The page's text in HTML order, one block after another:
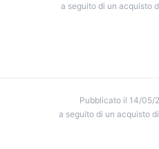
a seguito di un acquisto
Pubblicato il 14/05/
a seguito di un acquisto